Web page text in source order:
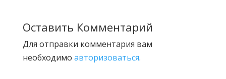
Оставить Комментарий
Для отправки комментария вам
необходимо авторизоваться.